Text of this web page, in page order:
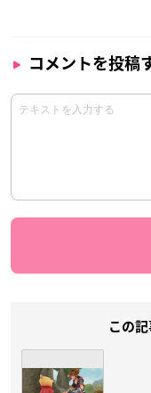
コメントを投稿
この